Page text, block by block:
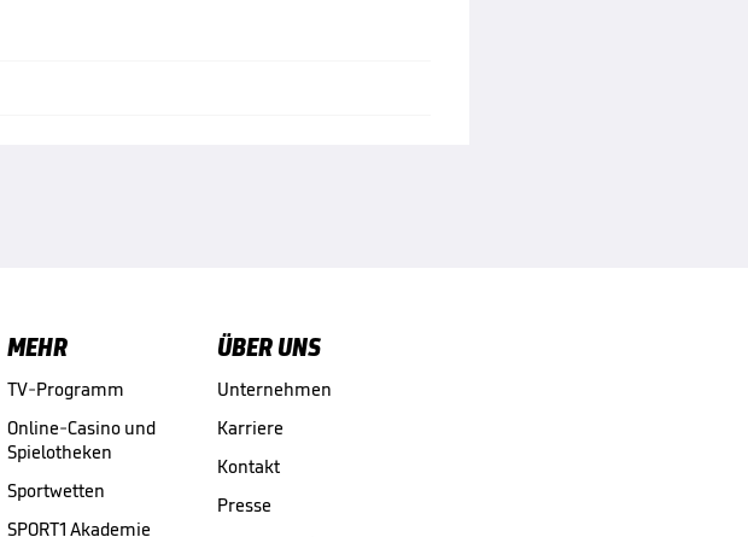
MEHR
TV-Programm
Online-Casino und
Spielotheken
Sportwetten
SPORT1 Akademie
ÜBER UNS
Unternehmen
Karriere
Kontakt
Presse